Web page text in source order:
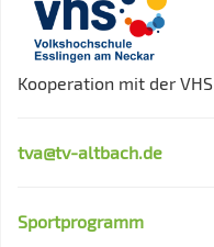
Kooperation mit der VHS
tva@tv-altbach.de
Sportprogramm